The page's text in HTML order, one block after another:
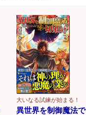
大いなる試練が始まる！
異世界を制御魔法で